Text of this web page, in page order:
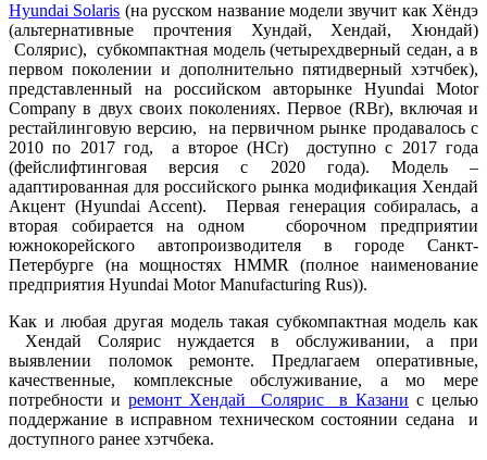
Hyundai Solaris (на русском название модели звучит как Хёндэ
(альтернативные прочтения Хундай, Хендай, Хюндай)
Солярис), субкомпактная модель (четырехдверный седан, а в
первом поколении и дополнительно пятидверный хэтчбек),
представленный на российском авторынке Hyundai Motor
Company в двух своих поколениях. Первое (RBr), включая и
рестайлинговую версию, на первичном рынке продавалось с
2010 по 2017 год, а второе (HCr) доступно с 2017 года
(фейслифтинговая версия с 2020 года). Модель –
адаптированная для российского рынка модификация Хендай
Акцент (Hyundai Accent). Первая генерация собиралась, а
вторая собирается на одном сборочном предприятии
южнокорейского автопроизводителя в городе Санкт-
Петербурге (на мощностях HMMR (полное наименование
предприятия Hyundai Motor Manufacturing Rus)).
Как и любая другая модель такая субкомпактная модель как
Хендай Солярис нуждается в обслуживании, а при
выявлении поломок ремонте. Предлагаем оперативные,
качественные, комплексные обслуживание, а мо мере
потребности и ремонт Хендай Солярис в Казани с целью
поддержание в исправном техническом состоянии седана и
доступного ранее хэтчбека.